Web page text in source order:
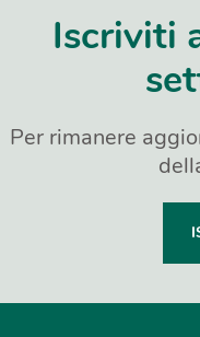
Iscriviti
Per rimanere